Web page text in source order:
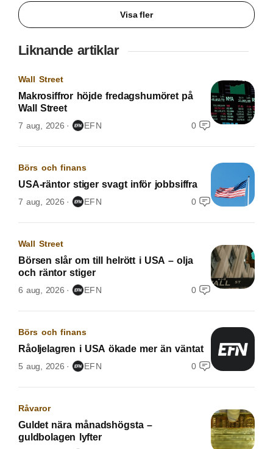
Visa fler
Liknande artiklar
Wall Street
Makrosiffror höjde fredagshumöret på
Wall Street
7 aug, 2026 EFN 0
Börs och finans
USA-räntor stiger svagt inför jobbsiffra
7 aug, 2026 EFN 0
Wall Street
Börsen slår om till helrött i USA – olja
och räntor stiger
6 aug, 2026 EFN 0
Börs och finans
Råoljelagren i USA ökade mer än väntat
5 aug, 2026 EFN 0
Råvaror
Guldet nära månadshögsta –
guldbolagen lyfter